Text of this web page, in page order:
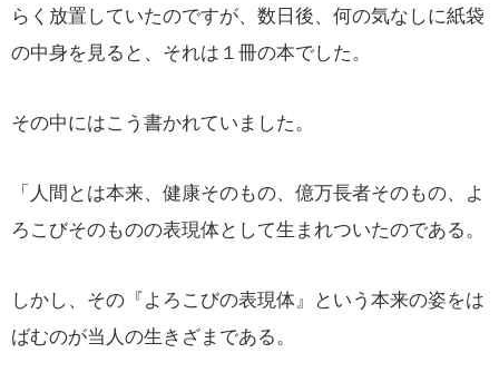
らく放置していたのですが、数日後、何の気なしに紙袋
の中身を見ると、それは１冊の本でした。
その中にはこう書かれていました。
「人間とは本来、健康そのもの、億万長者そのもの、よ
ろこびそのものの表現体として生まれついたのである。
しかし、その『よろこびの表現体』という本来の姿をは
ばむのが当人の生きざまである。